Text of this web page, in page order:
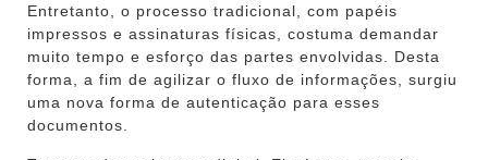
Entretanto, o processo tradicional, com papéis
impressos e assinaturas físicas, costuma demandar
muito tempo e esforço das partes envolvidas. Desta
forma, a fim de agilizar o fluxo de informações, surgiu
uma nova forma de autenticação para esses
documentos.